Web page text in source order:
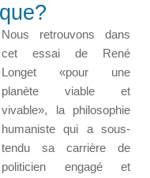
Nous retrouvons dans
cet essai de René
Longet «pour une
planète viable et
vivable», la philosophie
humaniste qui a sous-
tendu sa carrière de
politicien engagé et